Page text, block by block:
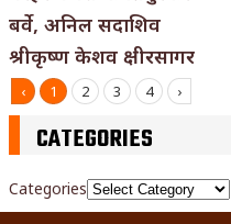
बर्वे, अनिल सदाशिव
श्रीकृष्ण केशव क्षीरसागर
‹ 1 2 3 4 ›
CATEGORIES
Categories